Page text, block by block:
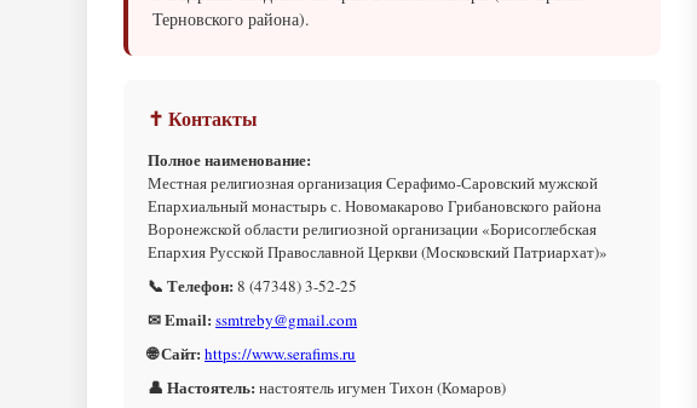
Терновского района).
✝ Контакты
Полное наименование:
Местная религиозная организация Серафимо-Саровский мужской
Епархиальный монастырь с. Новомакарово Грибановского района
Воронежской области религиозной организации «Борисоглебская
Епархия Русской Православной Церкви (Московский Патриархат)»
📞 Телефон: 8 (47348) 3-52-25
✉ Email: ssmtreby@gmail.com
🌐 Сайт: https://www.serafims.ru
👤 Настоятель: настоятель игумен Тихон (Комаров)